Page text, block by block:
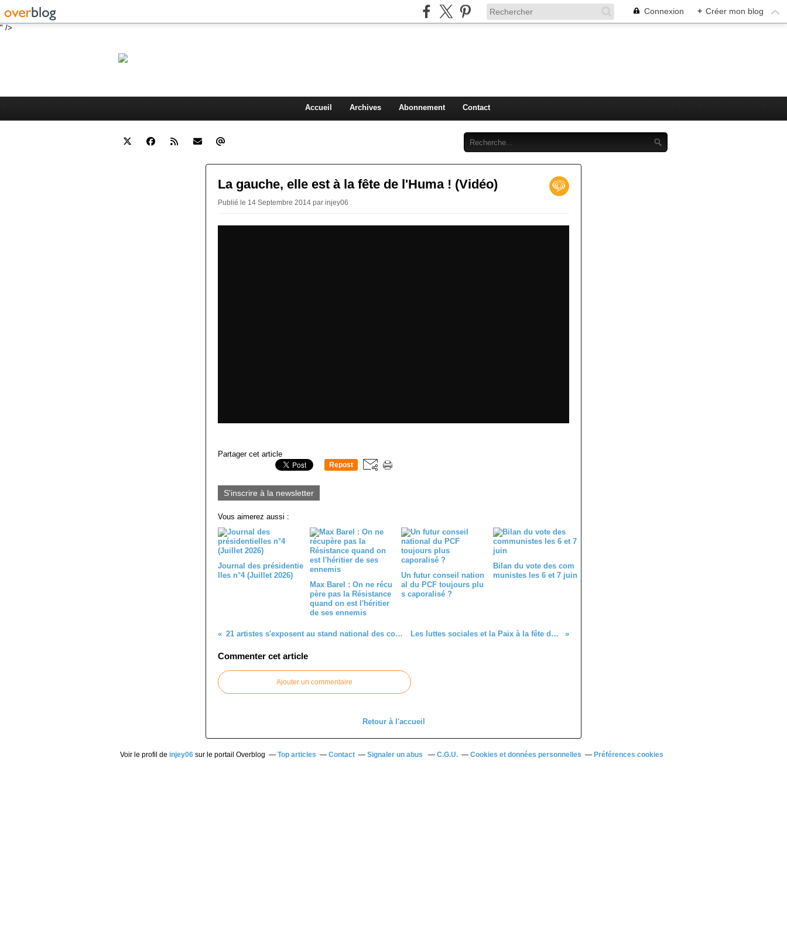
" />
Connexion + Créer mon blog
Accueil Archives Abonnement Contact
La gauche, elle est à la fête de l'Huma ! (Vidéo)
Publié le 14 Septembre 2014 par injey06
Partager cet article
Repost
S'inscrire à la newsletter
Vous aimerez aussi :
Journal des présidentie
lles n°4 (Juillet 2026)
Max Barel : On ne récu
père pas la Résistance
quand on est l'héritier
de ses ennemis
Un futur conseil nation
al du PCF toujours plu
s caporalisé ?
Bilan du vote des com
munistes les 6 et 7 juin
21 artistes s'exposent au stand national des communistes (Vidéo). Les luttes sociales et la Paix à la fête de l'Huma (Vidéos)
Commenter cet article
Ajouter un commentaire
Retour à l'accueil
Voir le profil de injey06 sur le portail Overblog Top articles Contact Signaler un abus C.G.U. Cookies et données personnelles Préférences cookies